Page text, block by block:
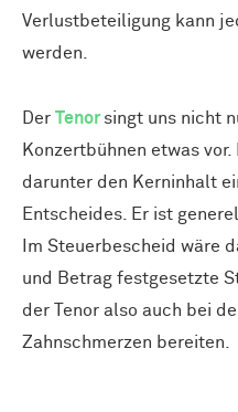
Verlustbeteiligung kann
werden.
Der Tenor singt uns nicht
Konzertbühnen etwas
darunter den Kerninhalt
Entscheides. Er ist
Im Steuerbescheid wäre
und Betrag festgesetzte
der Tenor also auch bei
Zahnschmerzen bereiten.